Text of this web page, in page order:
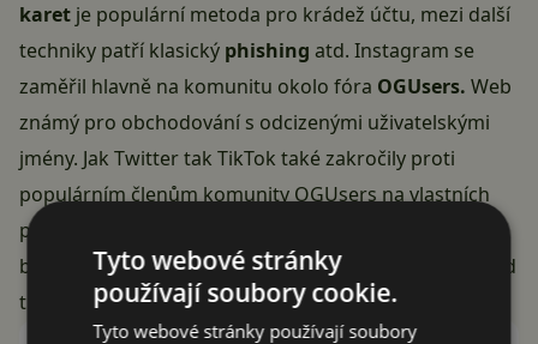
karet je populární metoda pro krádež účtu, mezi další
techniky patří klasický phishing atd. Instagram se
zaměřil hlavně na komunitu okolo fóra OGUsers. Web
známý pro obchodování s odcizenými uživatelskými
jmény. Jak Twitter tak TikTok také zakročily proti
populárním členům komunity OGUsers na vlastních
platformách. Zatím není jasné, jak velká koordinace
byla mezi sociálními sítěmi. Rozhodně jde o krok vpřed
tím správným směrem.
Tyto webové stránky
používají soubory cookie.
Tyto webové stránky používají soubory